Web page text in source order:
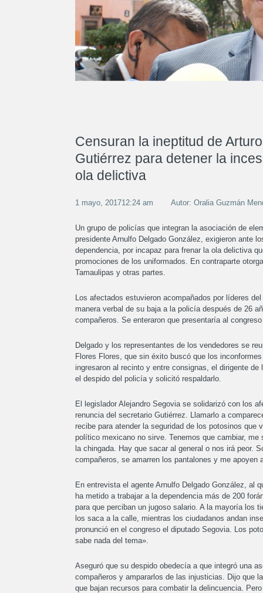
Censuran la ineptitud de Arturo
Gutiérrez para detener la
ola delictiva
1 mayo, 201712:24 am Autor: Oralia Guzmán
Un grupo de policías que integran la asociación de
presidente Arnulfo Delgado González, exigieron ante
dependencia, por incapaz para frenar la ola delictiva
promociones de los uniformados. En contraparte
Tamaulipas y otras partes.
Los afectados estuvieron acompañados por líderes
manera verbal de su baja a la policía después de 26
compañeros. Se enteraron que presentaría al
Delgado y los representantes de los vendedores se
Flores Flores, que sin éxito buscó que los
ingresaron al recinto y entre consignas, el dirigente
el despido del policía y solicitó respaldarlo.
El legislador Alejandro Segovia se solidarizó con los
renuncia del secretario Gutiérrez. Llamarlo a
recibe para atender la seguridad de los potosinos
político mexicano no sirve. Tenemos que cambiar,
la chingada. Hay que sacar al general o nos irá peor.
compañeros, se amarren los pantalones y me apoyen
En entrevista el agente Arnulfo Delgado González, al
ha metido a trabajar a la dependencia más de 200
para que perciban un jugoso salario. A la mayoría los
los saca a la calle, mientras los ciudadanos andan
pronunció en el congreso el diputado Segovia. Los
sabe nada del tema».
Aseguró que su despido obedecía a que integró una
compañeros y ampararlos de las injusticias. Dijo que
que bajan recursos para combatir la delincuencia.